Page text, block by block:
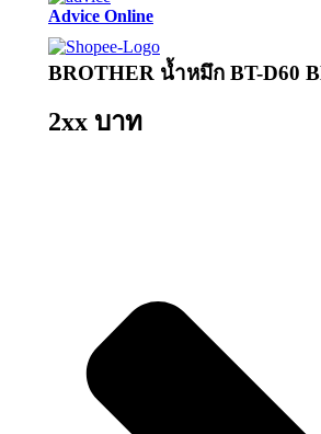
Advice Online
BROTHER น้ำหมึก BT-D60
2xx บาท